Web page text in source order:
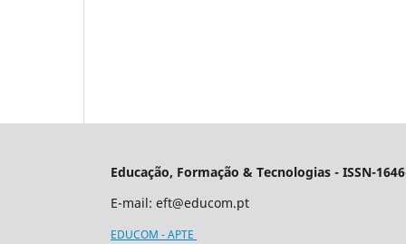
Educação, Formação & Tecnologias - ISSN-
E-mail: eft@educom.pt
EDUCOM - APTE